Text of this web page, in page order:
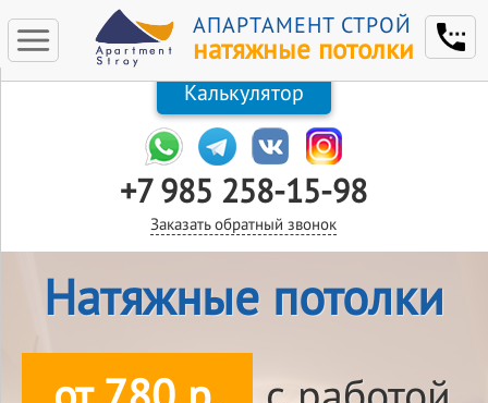
АПАРТАМЕНТ СТРОЙ
натяжные потолки
Калькулятор
+7 985 258-15-98
Заказать обратный звонок
Натяжные потолки